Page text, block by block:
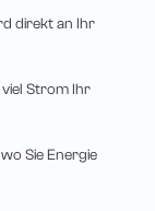
direkt an Ihr
viel Strom Ihr
Sie Energie